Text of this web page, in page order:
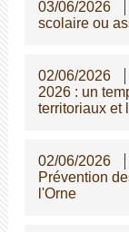
03/06/2026
scolaire ou
02/06/2026
2026 : un
territoriaux et
02/06/2026
Prévention
l'Orne